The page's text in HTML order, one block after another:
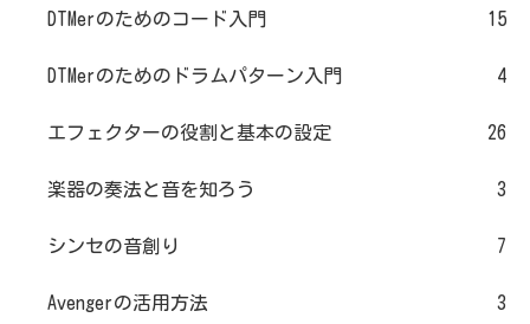
DTMerのためのコード入門 15
DTMerのためのドラムパターン入門 4
エフェクターの役割と基本の設定 26
楽器の奏法と音を知ろう 3
シンセの音創り 7
Avengerの活用方法 3